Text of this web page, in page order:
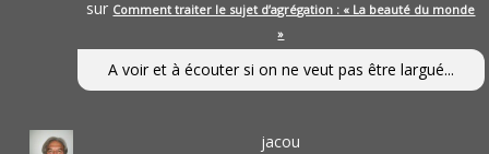
sur Comment traiter le sujet d’agrégation : « La beauté du monde
»
A voir et à écouter si on ne veut pas être largué...
jacou